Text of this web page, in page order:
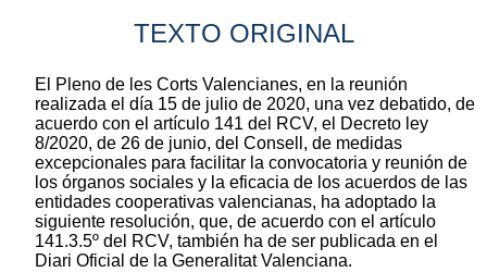
TEXTO ORIGINAL
El Pleno de les Corts Valencianes, en la reunión
realizada el día 15 de julio de 2020, una vez debatido, de
acuerdo con el artículo 141 del RCV, el Decreto ley
8/2020, de 26 de junio, del Consell, de medidas
excepcionales para facilitar la convocatoria y reunión de
los órganos sociales y la eficacia de los acuerdos de las
entidades cooperativas valencianas, ha adoptado la
siguiente resolución, que, de acuerdo con el artículo
141.3.5º del RCV, también ha de ser publicada en el
Diari Oficial de la Generalitat Valenciana.